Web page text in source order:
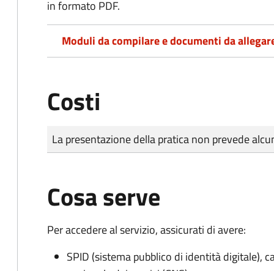
in formato PDF.
Moduli da compilare e documenti da
Costi
Tipo di pagamento
Importo
La presentazione della pratica non prevede
Cosa serve
Per accedere al servizio, assicurati di avere:
SPID (sistema pubblico di identità digitale),